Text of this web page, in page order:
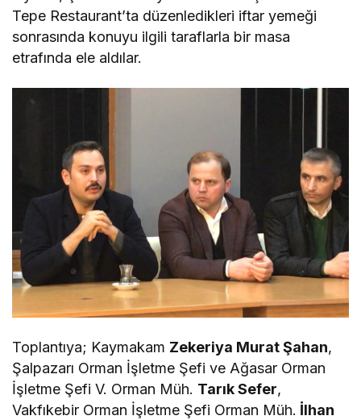
Tepe Restaurant’ta düzenledikleri iftar yemeği
sonrasında konuyu ilgili taraflarla bir masa
etrafında ele aldılar.
Toplantıya; Kaymakam Zekeriya Murat Şahan,
Şalpazarı Orman İşletme Şefi ve Ağasar Orman
İşletme Şefi V. Orman Müh. Tarık Sefer,
Vakfıkebir Orman İşletme Şefi Orman Müh. İlhan